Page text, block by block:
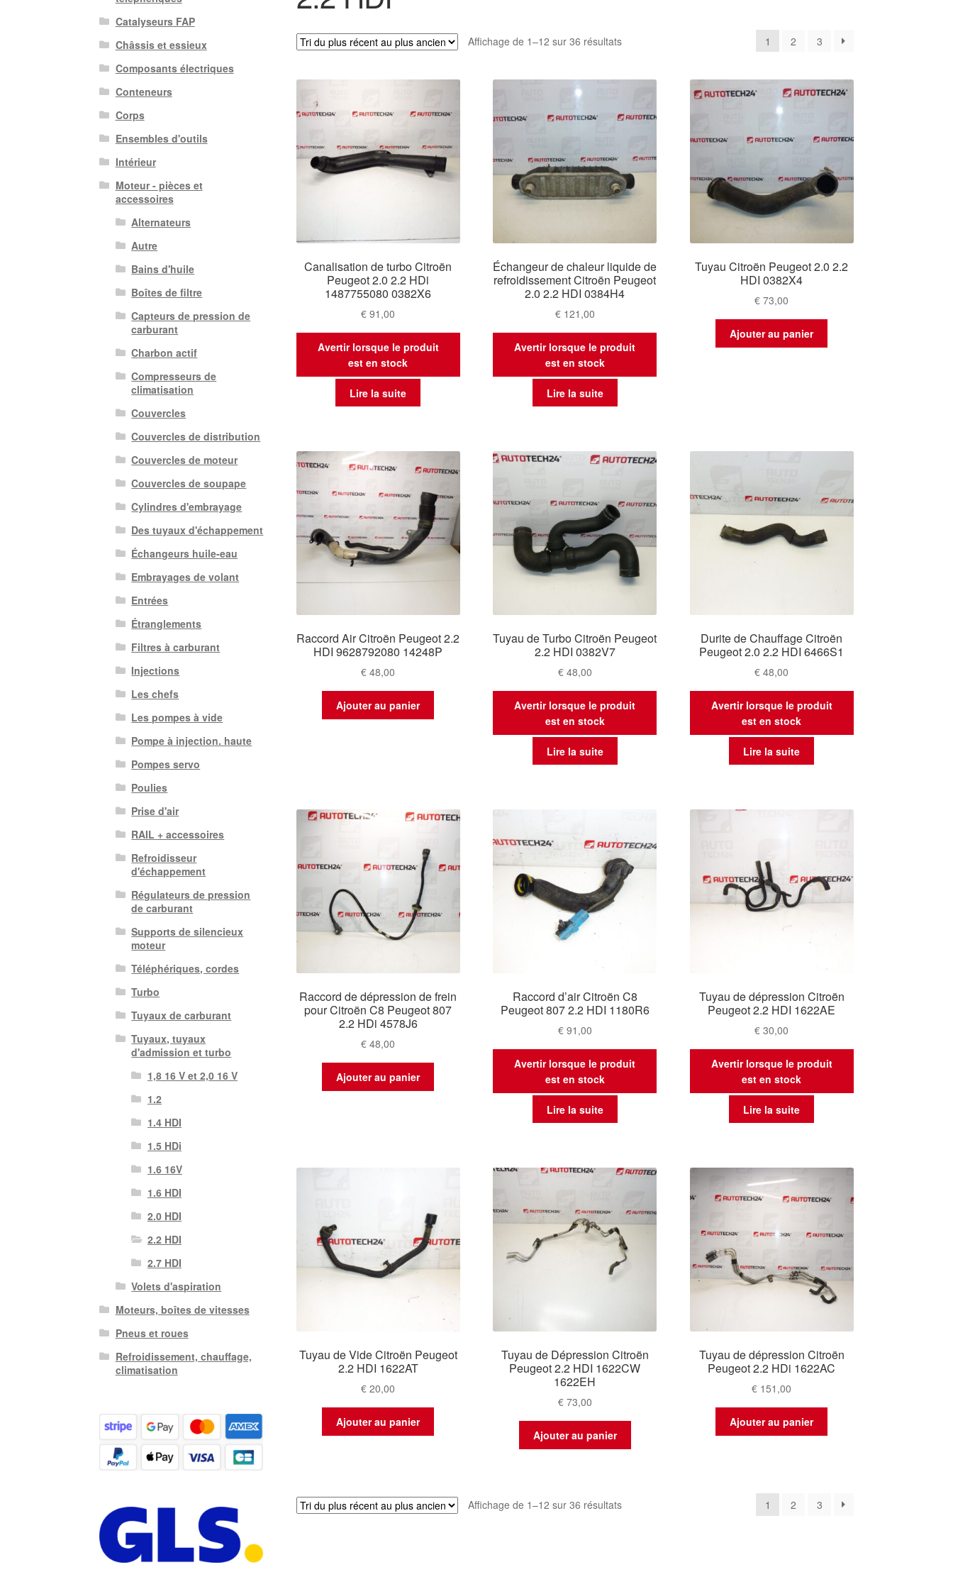
Affichage de 1–12 sur 36 résultatsTrié
plus
1 2 3
Canalisation de turbo Citroën
Peugeot 2.0 2.2 HDi
1487755080 0382X6
€ 91,00
Avertir lorsque le produit
est en stock
Lire la suite
Échangeur de chaleur liquide de
refroidissement Citroën Peugeot
2.0 2.2 HDI 0384H4
€121,00
Avertir lorsque le produit
est en stock
Lire la suite
Tuyau Citroën Peugeot 2.0 2.2
HDI 0382X4
€ 73,00
Ajouter au panier
Raccord Air Citroën Peugeot 2.2
HDI 9628792080 14248P
€ 48,00
Ajouter au panier
Tuyau de Turbo Citroën Peugeot
2.2 HDI 0382V7
€48,00
Avertir lorsque le produit
est en stock
Lire la suite
Durite de Chauffage Citroën
Peugeot 2.0 2.2 HDI 6466S1
€ 48,00
Avertir lorsque le produit
est en stock
Lire la suite
Raccord de dépression de frein
pour Citroën C8 Peugeot 807
2.2 HDi 4578J6
€ 48,00
Ajouter au panier
Raccord d’air Citroën C8
Peugeot 807 2.2 HDI 1180R6
€91,00
Avertir lorsque le produit
est en stock
Lire la suite
Tuyau de dépression Citroën
Peugeot 2.2 HDI 1622AE
€ 30,00
Avertir lorsque le produit
est en stock
Lire la suite
Tuyau de Vide Citroën Peugeot
2.2 HDI 1622AT
€ 20,00
Ajouter au panier
Tuyau de Dépression Citroën
Peugeot 2.2 HDI 1622CW
1622EH
€73,00
Ajouter au panier
Tuyau de dépression Citroën
Peugeot 2.2 HDi 1622AC
€ 151,00
Ajouter au panier
Affichage de 1–12 sur 36 résultatsTrié
1 2 3
Catalyseurs FAP
Châssis et essieux
Composants électriques
Conteneurs
Corps
Ensembles d'outils
Intérieur
Moteur - pièces et
accessoires
Alternateurs
Autre
Bains d'huile
Boîtes de filtre
Capteurs de pression de
carburant
Charbon actif
Compresseurs de
climatisation
Couvercles
Couvercles de distribution
Couvercles de moteur
Couvercles de soupape
Cylindres d'embrayage
Des tuyaux d'échappement
Échangeurs huile-eau
Embrayages de volant
Entrées
Étranglements
Filtres à carburant
Injections
Les chefs
Les pompes à vide
Pompe à injection. haute
Pompes servo
Poulies
Prise d'air
RAIL + accessoires
Refroidisseur
d'échappement
Régulateurs de pression
de carburant
Supports de silencieux
moteur
Téléphériques, cordes
Turbo
Tuyaux de carburant
Tuyaux, tuyaux
d'admission et turbo
1,8 16 V et 2,0 16 V
1.2
1.4 HDI
1.5 HDi
1.6 16V
1.6 HDI
2.0 HDI
2.2 HDI
2.7 HDI
Volets d'aspiration
Moteurs, boîtes de vitesses
Pneus et roues
Refroidissement, chauffage,
climatisation